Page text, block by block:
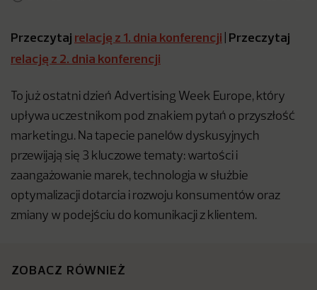
Przeczytaj relację z 1. dnia konferencji | Przeczytaj
relację z 2. dnia konferencji
To już ostatni dzień Advertising Week Europe, który
upływa uczestnikom pod znakiem pytań o przyszłość
marketingu. Na tapecie panelów dyskusyjnych
przewijają się 3 kluczowe tematy: wartości i
zaangażowanie marek, technologia w służbie
optymalizacji dotarcia i rozwoju konsumentów oraz
zmiany w podejściu do komunikacji z klientem.
ZOBACZ RÓWNIEŻ